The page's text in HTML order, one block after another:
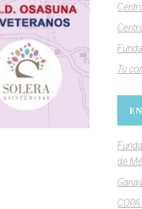
Tu
de